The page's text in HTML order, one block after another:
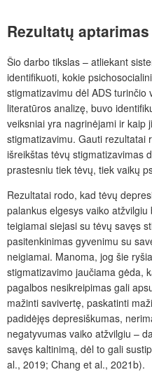
Rezultatų aptarimas
Šio darbo tikslas – atliekant
identifikuoti, kokie
stigmatizavimu dėl ADS turinčio
literatūros analizę, buvo
veiksniai yra nagrinėjami ir kaip
stigmatizavimu. Gauti rezultatai
išreikštas tėvų stigmatizavimas
prastesniu tiek tėvų, tiek vaikų
Rezultatai rodo, kad tėvų
palankus elgesys vaiko
teigiamai siejasi su tėvų savęs
pasitenkinimas gyvenimu su
neigiamai. Manoma, jog šie
stigmatizavimo jaučiama gėda,
pagalbos nesikreipimas gali
mažinti savivertę, paskatinti
padidėjęs depresiškumas,
negatyvumas vaiko atžvilgiu –
savęs kaltinimą, dėl to gali
al., 2019; Chang et al., 2021b).